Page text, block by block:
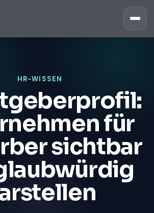
HR-WISSEN
für
sichtbar